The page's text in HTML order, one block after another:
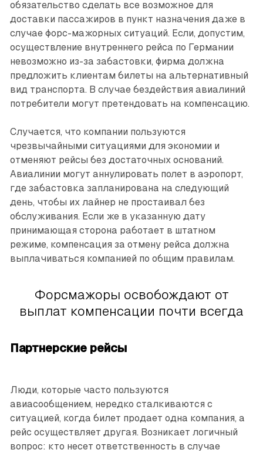
обязательство сделать все возможное для
доставки пассажиров в пункт назначения даже в
случае форс-мажорных ситуаций. Если, допустим,
осуществление внутреннего рейса по Германии
невозможно из-за забастовки, фирма должна
предложить клиентам билеты на альтернативный
вид транспорта. В случае бездействия авиалиний
потребители могут претендовать на компенсацию.
Случается, что компании пользуются
чрезвычайными ситуациями для экономии и
отменяют рейсы без достаточных оснований.
Авиалинии могут аннулировать полет в аэропорт,
где забастовка запланирована на следующий
день, чтобы их лайнер не простаивал без
обслуживания. Если же в указанную дату
принимающая сторона работает в штатном
режиме, компенсация за отмену рейса должна
выплачиваться компанией по общим правилам.
Форсмажоры освобождают от
выплат компенсации почти всегда
Партнерские рейсы
Люди, которые часто пользуются
авиасообщением, нередко сталкиваются с
ситуацией, когда билет продает одна компания, а
рейс осуществляет другая. Возникает логичный
вопрос: кто несет ответственность в случае